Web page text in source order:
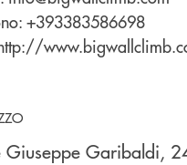
+393383586698
Giuseppe Garibaldi,